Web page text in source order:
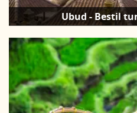
Ubud - Bestil